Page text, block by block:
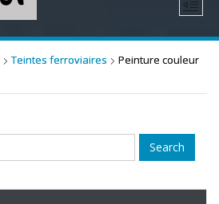
Teintes ferroviaires
Peinture couleur
Search